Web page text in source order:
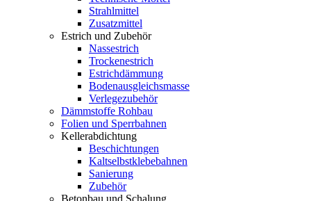
Strahlmittel
Zusatzmittel
Estrich und Zubehör
Nassestrich
Trockenestrich
Estrichdämmung
Bodenausgleichsmasse
Verlegezubehör
Dämmstoffe Rohbau
Folien und Sperrbahnen
Kellerabdichtung
Beschichtungen
Kaltselbstklebebahnen
Sanierung
Zubehör